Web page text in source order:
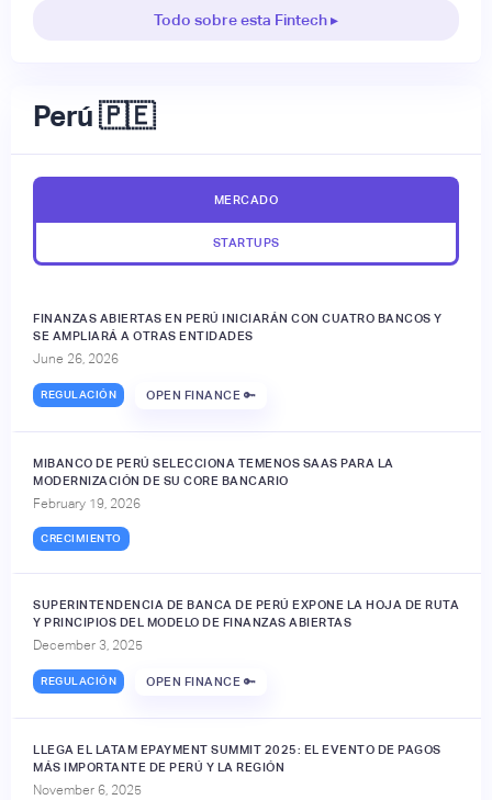
Todo sobre esta Fintech ▸
Perú 🇵🇪
MERCADO
STARTUPS
FINANZAS ABIERTAS EN PERÚ INICIARÁN CON CUATRO BANCOS Y
SE AMPLIARÁ A OTRAS ENTIDADES
June 26, 2026
REGULACIÓN OPEN FINANCE 🔑
MIBANCO DE PERÚ SELECCIONA TEMENOS SAAS PARA LA
MODERNIZACIÓN DE SU CORE BANCARIO
February 19, 2026
CRECIMIENTO
SUPERINTENDENCIA DE BANCA DE PERÚ EXPONE LA HOJA DE RUTA
Y PRINCIPIOS DEL MODELO DE FINANZAS ABIERTAS
December 3, 2025
REGULACIÓN OPEN FINANCE 🔑
LLEGA EL LATAM EPAYMENT SUMMIT 2025: EL EVENTO DE PAGOS
MÁS IMPORTANTE DE PERÚ Y LA REGIÓN
November 6, 2025